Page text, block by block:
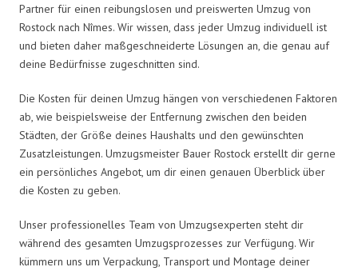
Partner für einen reibungslosen und preiswerten Umzug von
Rostock nach Nîmes. Wir wissen, dass jeder Umzug individuell ist
und bieten daher maßgeschneiderte Lösungen an, die genau auf
deine Bedürfnisse zugeschnitten sind.
Die Kosten für deinen Umzug hängen von verschiedenen Faktoren
ab, wie beispielsweise der Entfernung zwischen den beiden
Städten, der Größe deines Haushalts und den gewünschten
Zusatzleistungen. Umzugsmeister Bauer Rostock erstellt dir gerne
ein persönliches Angebot, um dir einen genauen Überblick über
die Kosten zu geben.
Unser professionelles Team von Umzugsexperten steht dir
während des gesamten Umzugsprozesses zur Verfügung. Wir
kümmern uns um Verpackung, Transport und Montage deiner